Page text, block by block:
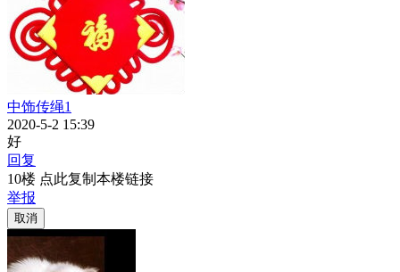
中饰传绳1
2020-5-2 15:39
好
回复
10楼 点此复制本楼链接
举报
取消